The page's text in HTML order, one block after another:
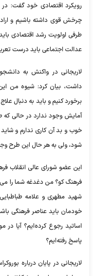
رویکرد اقتصادی خود گفت:
چرخش قوی داشته باشیم و
طرفی اولویت رشد اقتصادی
عدالت اجتماعی باید درست
لاریجانی در واکنش به
داشت، بیان کرد: شیوه من
برخورد کنیم و باید به دنبال
آمایش وجود ندارد در حالی
خوب و بد آن کاری ندارم و
شود، ولی به هر حال این طرح
این عضو شورای عالی انقلاب
فرهنگ کو؟ من دغدغه شما را
شهید مطهری و علامه طباطبایی
خودمان باید عناصر فرهنگی
اساتید رجوع کرده‌ایم؟ آیا
پاسخ رفته‌ایم؟
لاریجانی در پایان درباره